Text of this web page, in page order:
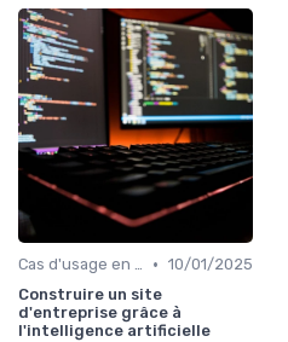
Cas d'usage en entreprise • 10/01/2025
Construire un site
d'entreprise grâce à
l'intelligence artificielle